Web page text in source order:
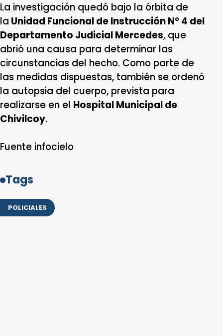
La investigación quedó bajo la órbita de
la Unidad Funcional de Instrucción N° 4 del
Departamento Judicial Mercedes, que
abrió una causa para determinar las
circunstancias del hecho. Como parte de
las medidas dispuestas, también se ordenó
la autopsia del cuerpo, prevista para
realizarse en el Hospital Municipal de
Chivilcoy.
Fuente infocielo
Tags
POLICIALES